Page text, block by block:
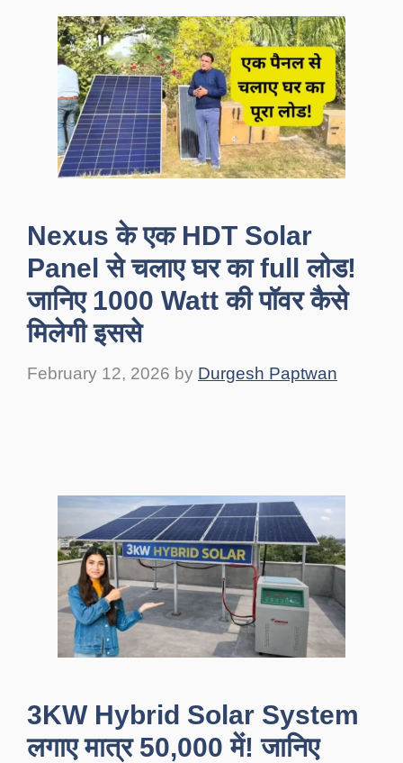
Nexus के एक HDT Solar
Panel से चलाए घर का full लोड!
जानिए 1000 Watt की पॉवर कैसे
मिलेगी इससे
February 12, 2026 by Durgesh Paptwan
3KW Hybrid Solar System
लगाए मात्र 50,000 में! जानिए